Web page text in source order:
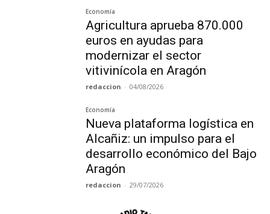
Economía
Agricultura aprueba 870.000
euros en ayudas para
modernizar el sector
vitivinícola en Aragón
redaccion - 04/08/2026
Economía
Nueva plataforma logística en
Alcañiz: un impulso para el
desarrollo económico del Bajo
Aragón
redaccion - 29/07/2026